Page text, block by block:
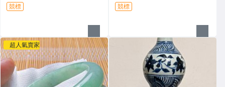
競標 競標
超人氣賣家